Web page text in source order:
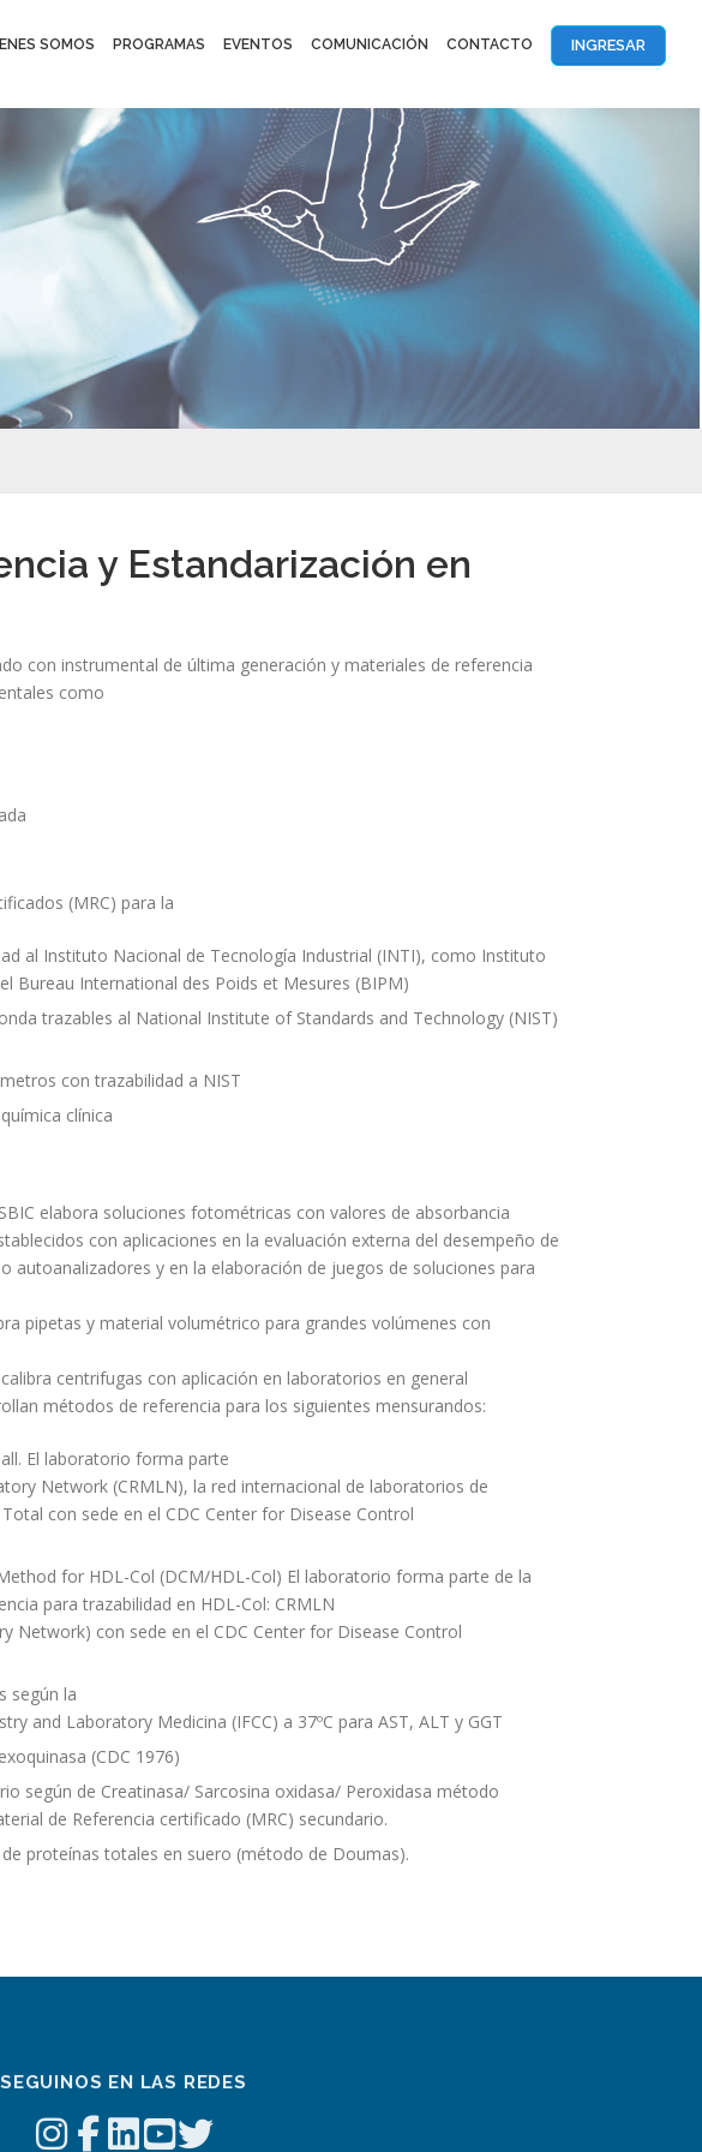
SOMOS PROGRAMAS EVENTOS COMUNICACIÓN CONTACTO INGRESAR
y Estandarización en
con instrumental de última generación y materiales de referencia
como
(MRC) para la
al Instituto Nacional de Tecnología Industrial (INTI), como Instituto
Bureau International des Poids et Mesures (BIPM)
trazables al National Institute of Standards and Technology (NIST)
con trazabilidad a NIST
clínica
elabora soluciones fotométricas con valores de absorbancia
con aplicaciones en la evaluación externa del desempeño de
y en la elaboración de juegos de soluciones para
pipetas y material volumétrico para grandes volúmenes con
centrifugas con aplicación en laboratorios en general
métodos de referencia para los siguientes mensurandos:
El laboratorio forma parte
Network (CRMLN), la red internacional de laboratorios de
con sede en el CDC Center for Disease Control
for HDL-Col (DCM/HDL-Col) El laboratorio forma parte de la
para trazabilidad en HDL-Col: CRMLN
Network) con sede en el CDC Center for Disease Control
según la
and Laboratory Medicina (IFCC) a 37ºC para AST, ALT y GGT
(CDC 1976)
según de Creatinasa/ Sarcosina oxidasa/ Peroxidasa método
de Referencia certificado (MRC) secundario.
proteínas totales en suero (método de Doumas).
SEGUINOS EN LAS REDES